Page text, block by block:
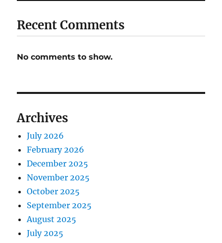
Recent Comments
No comments to show.
Archives
July 2026
February 2026
December 2025
November 2025
October 2025
September 2025
August 2025
July 2025